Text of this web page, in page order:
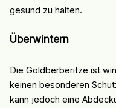
gesund zu halten.
Überwintern
Die Goldberberitze ist
keinen besonderen
kann jedoch eine